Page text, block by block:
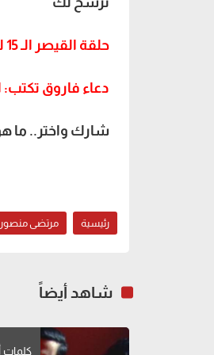
حلقة القيصر الـ 15 للكبار فقط
دعاء فاروق تكتب: الكماشة رقم
شارك واختر.. ما
رئيسية مرتضى منصور
شاهد أيضاً
كلمات